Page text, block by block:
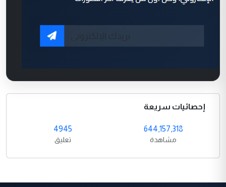
إحصائيات سريعة
644,157,318
مشاهدة
4945
تعليق